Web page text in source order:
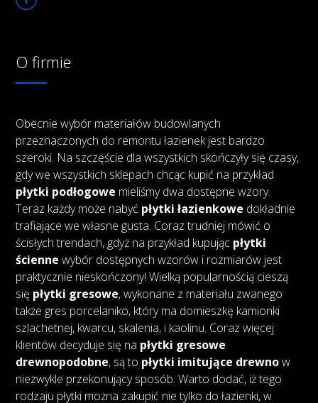
O firmie
Obecnie wybór materiałów budowlanych
przeznaczonych do remontu łazienek jest bardzo
szeroki. Na szczęście dla wszystkich skończyły się czasy,
gdy we wszystkich sklepach chcąc kupić na przykład
płytki podłogowe mieliśmy dwa dostępne wzory.
Teraz każdy może nabyć płytki łazienkowe dokładnie
trafiające we własne gusta. Coraz trudniej mówić o
ścisłych trendach, gdyż na przykład kupując płytki
ścienne wybór dostępnych wzorów i rozmiarów jest
praktycznie nieskończony! Wielką popularnością cieszą
się płytki gresowe, wykonane z materiału zwanego
także gres porcelaniko, który ma domieszkę kamionki
szlachetnej, kwarcu, skalenia, i kaolinu. Coraz więcej
klientów decyduje się na płytki gresowe
drewnopodobne, są to płytki imitujące drewnow
niezwykle przekonujący sposób. Warto dodać, iż tego
rodzaju płytki można zakupić nie tylko do łazienki, w